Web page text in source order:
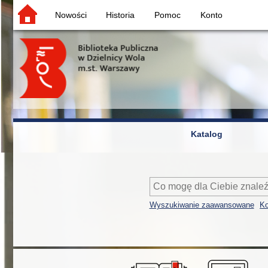
Nowości Historia Pomoc Konto
Katalog
Wyszukiwanie zaawansowane